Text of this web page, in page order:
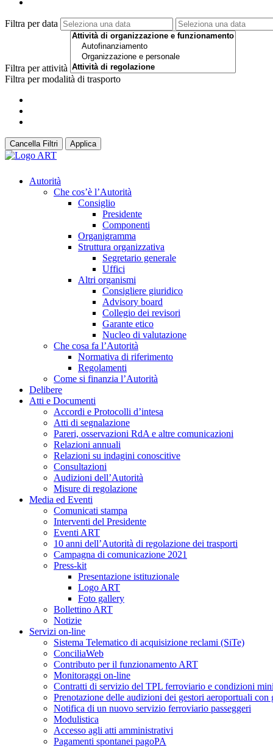
Filtra per data
Filtra per attività
Filtra per modalità di trasporto
Cancella Filtri Applica
Autorità
Che cos’è l’Autorità
Consiglio
Presidente
Componenti
Organigramma
Struttura organizzativa
Segretario generale
Uffici
Altri organismi
Consigliere giuridico
Advisory board
Collegio dei revisori
Garante etico
Nucleo di valutazione
Che cosa fa l’Autorità
Normativa di riferimento
Regolamenti
Come si finanzia l’Autorità
Delibere
Atti e Documenti
Accordi e Protocolli d’intesa
Atti di segnalazione
Pareri, osservazioni RdA e altre comunicazioni
Relazioni annuali
Relazioni su indagini conoscitive
Consultazioni
Audizioni dell’Autorità
Misure di regolazione
Media ed Eventi
Comunicati stampa
Interventi del Presidente
Eventi ART
10 anni dell’Autorità di regolazione dei trasporti
Campagna di comunicazione 2021
Press-kit
Presentazione istituzionale
Logo ART
Foto gallery
Bollettino ART
Notizie
Servizi on-line
Sistema Telematico di acquisizione reclami (SiTe)
ConciliaWeb
Contributo per il funzionamento ART
Monitoraggi on-line
Contratti di servizio del TPL ferroviario e condizioni
Prenotazione delle audizioni dei gestori aeroportuali con
Notifica di un nuovo servizio ferroviario passeggeri
Modulistica
Accesso agli atti amministrativi
Pagamenti spontanei pagoPA